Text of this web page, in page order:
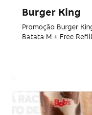
Burger King
Promoção Burger
Batata M + Free